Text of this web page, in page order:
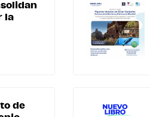
la
de